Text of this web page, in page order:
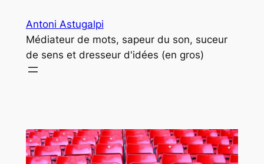
contenu
Antoni Astugalpi
Médiateur de mots, sapeur du son, suceur
de sens et dresseur d'idées (en gros)